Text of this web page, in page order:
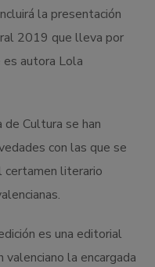
la presentación
2019 que lleva por
autora Lola
Cultura se han
con las que se
certamen literario
es una editorial
valenciano la encargada